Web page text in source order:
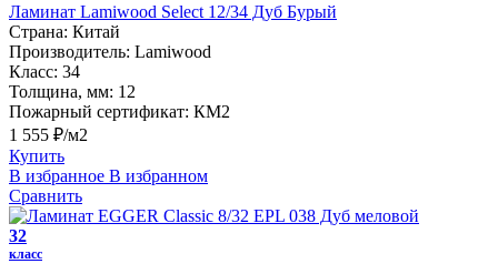
Ламинат Lamiwood Select 12/34 Дуб Бурый
Страна: Китай
Производитель: Lamiwood
Класс: 34
Толщина, мм: 12
Пожарный сертификат: КМ2
1 555 ₽/м2
Купить
В избранное В избранном
Сравнить
32
класс